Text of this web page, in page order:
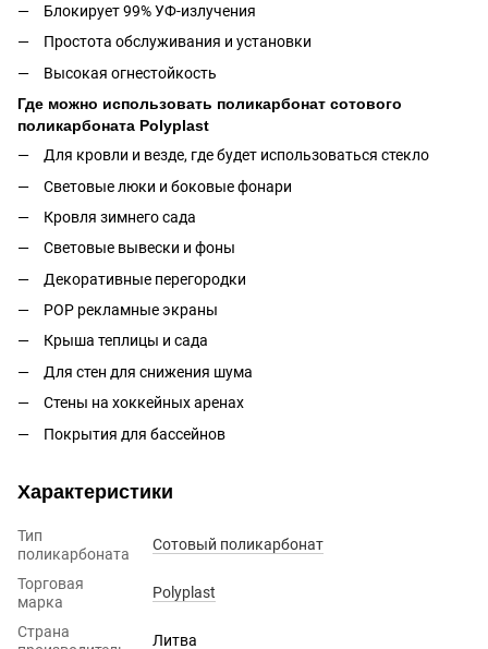
Блокирует 99% УФ-излучения
Простота обслуживания и установки
Высокая огнестойкость
Где можно использовать поликарбонат сотового
поликарбоната Polyplast
Для кровли и везде, где будет использоваться стекло
Световые люки и боковые фонари
Кровля зимнего сада
Световые вывески и фоны
Декоративные перегородки
POP рекламные экраны
Крыша теплицы и сада
Для стен для снижения шума
Стены на хоккейных аренах
Покрытия для бассейнов
Характеристики
Тип
поликарбоната
Сотовый поликарбонат
Торговая
марка
Polyplast
Страна
Литва